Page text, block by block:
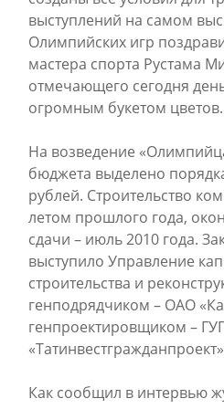
выступлений на самом
Олимпийских игр
мастера спорта Рустама
отмечающего сегодня
огромным букетом цветов.
На возведение
бюджета выделено
рублей. Строительство
летом прошлого года,
сдачи – июль 2010 года.
выступило Управление
строительства и
генподрядчиком – ОАО
генпроектировщиком –
Как сообщил в интервью